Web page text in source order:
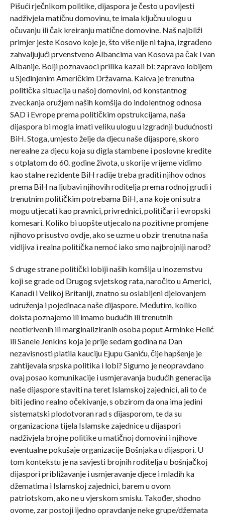
Pišući rječnikom politike, dijaspora je često u povijesti
nadživjela matičnu domovinu, te imala ključnu ulogu u
očuvanju ili čak kreiranju matične domovine. Naš najbliži
primjer jeste Kosovo koje je, što više nije ni tajna, izgrađeno
zahvaljujući prvenstveno Albancima van Kosova pa čak i van
Albanije. Bolji poznavaoci prilika kazali bi: zapravo lobijem
u Sjedinjenim Američkim Državama. Kakva je trenutna
politička situacija u našoj domovini, od konstantnog
zveckanja oružjem naših komšija do indolentnog odnosa
SAD i Evrope prema političkim opstrukcijama, naša
dijaspora bi mogla imati veliku ulogu u izgradnji budućnosti
BiH. Stoga, umjesto želje da djecu naše dijaspore, skoro
nerealne za djecu koja su digla stambene i poslovne kredite
s otplatom do 60. godine života, u skorije vrijeme vidimo
kao stalne rezidente BiH radije treba graditi njihov odnos
prema BiH na ljubavi njihovih roditelja prema rodnoj grudi i
trenutnim političkim potrebama BiH, a na koje oni sutra
mogu utjecati kao pravnici, privrednici, političari i evropski
komesari. Koliko bi uopšte utjecalo na pozitivne promjene
njihovo prisustvo ovdje, ako se uzme u obzir trenutna naša
vidljiva i realna politička nemoć iako smo najbrojniji narod?
S druge strane politički lobiji naših komšija u inozemstvu
koji se grade od Drugog svjetskog rata, naročito u Americi,
Kanadi i Velikoj Britaniji, znatno su oslabljeni djelovanjem
udruženja i pojedinaca naše dijaspore. Međutim, koliko
doista poznajemo ili imamo budućih ili trenutnih
neotkrivenih ili marginaliziranih osoba poput Arminke Helić
ili Sanele Jenkins koja je prije sedam godina na Dan
nezavisnosti platila kauciju Ejupu Ganiću, čije hapšenje je
zahtijevala srpska politika i lobi? Sigurno je neopravdano
ovaj posao komunikacije i usmjeravanja budućih generacija
naše dijaspore staviti na teret Islamskoj zajednici, ali to će
biti jedino realno očekivanje, s obzirom da ona ima jedini
sistematski plodotvoran rad s dijasporom, te da su
organizaciona tijela Islamske zajednice u dijaspori
nadživjela brojne politike u matičnoj domovini i njihove
eventualne pokušaje organizacije Bošnjaka u dijaspori. U
tom kontekstu je na savjesti brojnih roditelja u bošnjačkoj
dijaspori približavanje i usmjeravanje djece i mladih ka
džematima i Islamskoj zajednici, barem u ovom
patriotskom, ako ne u vjerskom smislu. Također, shodno
ovome, zar postoji ijedno opravdanje neke grupe/džemata